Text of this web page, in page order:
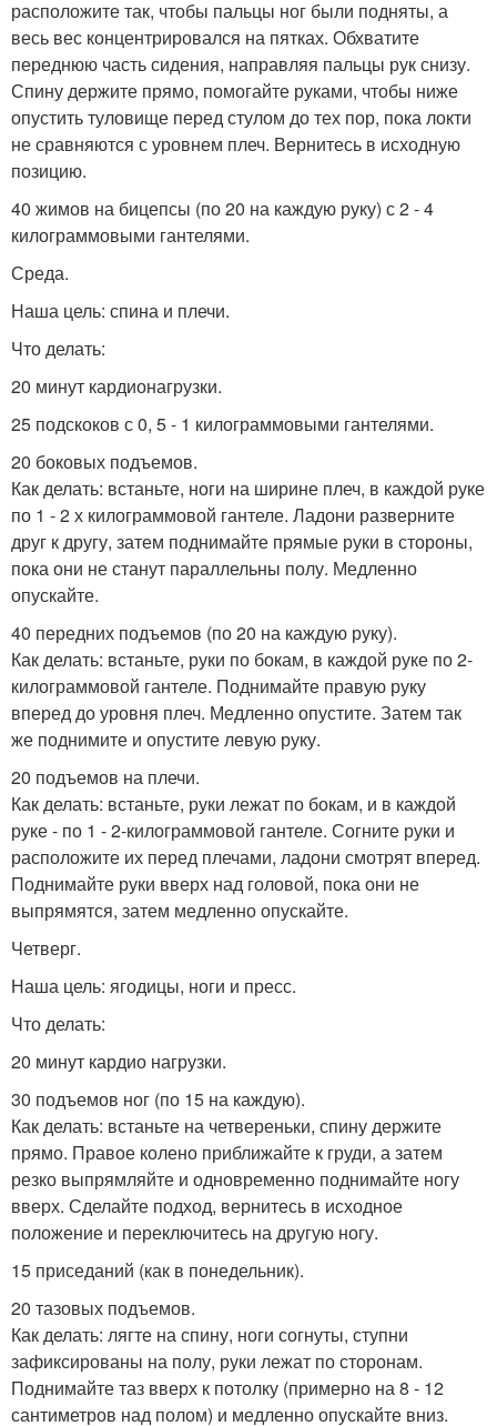
расположите так, чтобы пальцы ног были подняты, а
весь вес концентрировался на пятках. Обхватите
переднюю часть сидения, направляя пальцы рук снизу.
Спину держите прямо, помогайте руками, чтобы ниже
опустить туловище перед стулом до тех пор, пока локти
не сравняются с уровнем плеч. Вернитесь в исходную
позицию.
40 жимов на бицепсы (по 20 на каждую руку) с 2 - 4
килограммовыми гантелями.
Среда.
Наша цель: спина и плечи.
Что делать:
20 минут кардионагрузки.
25 подскоков с 0, 5 - 1 килограммовыми гантелями.
20 боковых подъемов.
Как делать: встаньте, ноги на ширине плеч, в каждой руке
по 1 - 2 х килограммовой гантеле. Ладони разверните
друг к другу, затем поднимайте прямые руки в стороны,
пока они не станут параллельны полу. Медленно
опускайте.
40 передних подъемов (по 20 на каждую руку).
Как делать: встаньте, руки по бокам, в каждой руке по 2-
килограммовой гантеле. Поднимайте правую руку
вперед до уровня плеч. Медленно опустите. Затем так
же поднимите и опустите левую руку.
20 подъемов на плечи.
Как делать: встаньте, руки лежат по бокам, и в каждой
руке - по 1 - 2-килограммовой гантеле. Согните руки и
расположите их перед плечами, ладони смотрят вперед.
Поднимайте руки вверх над головой, пока они не
выпрямятся, затем медленно опускайте.
Четверг.
Наша цель: ягодицы, ноги и пресс.
Что делать:
20 минут кардио нагрузки.
30 подъемов ног (по 15 на каждую).
Как делать: встаньте на четвереньки, спину держите
прямо. Правое колено приближайте к груди, а затем
резко выпрямляйте и одновременно поднимайте ногу
вверх. Сделайте подход, вернитесь в исходное
положение и переключитесь на другую ногу.
15 приседаний (как в понедельник).
20 тазовых подъемов.
Как делать: лягте на спину, ноги согнуты, ступни
зафиксированы на полу, руки лежат по сторонам.
Поднимайте таз вверх к потолку (примерно на 8 - 12
сантиметров над полом) и медленно опускайте вниз.